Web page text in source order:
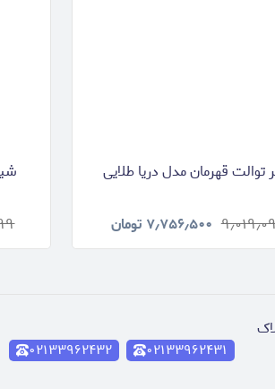
توالت قهرمان مدل دریا طلایی
۷٫۷۵۶٫۵۰۰ تومان
۰۲۱۳۳۹۶۲۴۳۱ ۰۲۱۳۳۹۶۲۴۳۲